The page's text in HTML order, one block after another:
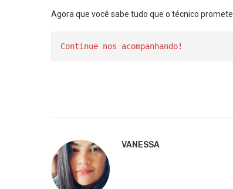
Agora que você sabe tudo que o técnico
Continue nos acompanhando!
VANESSA